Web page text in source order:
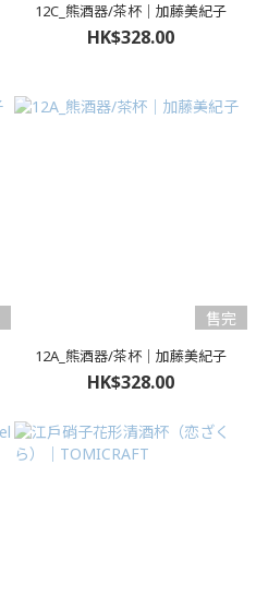
12C_熊酒器/茶杯｜加藤美紀子
HK$328.00
售完
12A_熊酒器/茶杯｜加藤美紀子
HK$328.00